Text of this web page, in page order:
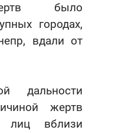
было
городах,
вдали от
дальности
жертв
лиц вблизи